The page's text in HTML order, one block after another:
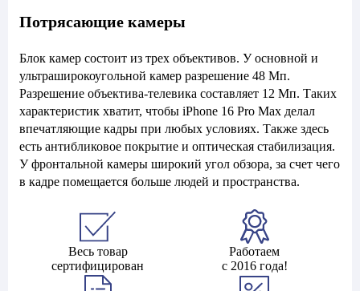
Потрясающие камеры
Блок камер состоит из трех объективов. У основной и
ультраширокоугольной камер разрешение 48 Мп.
Разрешение объектива-телевика составляет 12 Мп. Таких
характеристик хватит, чтобы iPhone 16 Pro Max делал
впечатляющие кадры при любых условиях. Также здесь
есть антибликовое покрытие и оптическая стабилизация.
У фронтальной камеры широкий угол обзора, за счет чего
в кадре помещается больше людей и пространства.
Весь товар
сертифицирован
Работаем
с 2016 года!